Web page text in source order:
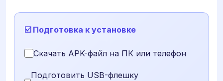
☑️ Подготовка к установке
Скачать APK-файл на ПК или телефон
Подготовить USB-флешку